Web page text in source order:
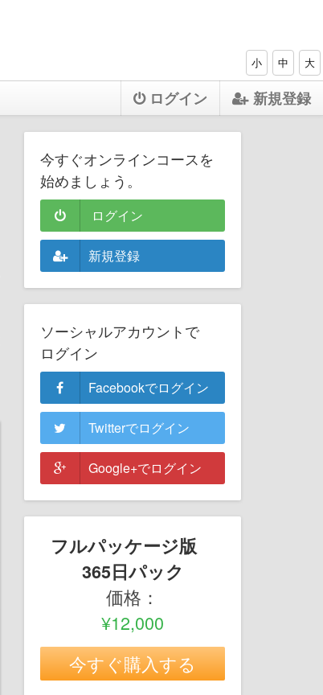
小 中 大
ログイン 新規登録
今すぐオンラインコースを
始めましょう。
ログイン
新規登録
ソーシャルアカウントで
ログイン
Facebookでログイン
Twitterでログイン
Google+でログイン
フルパッケージ版
365日パック
価格：
¥12,000
今すぐ購入する